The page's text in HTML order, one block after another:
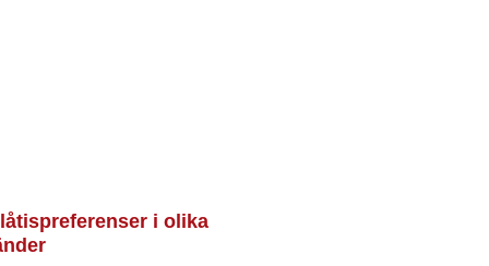
i olika